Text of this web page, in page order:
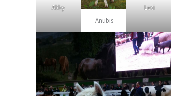
Abby
Anubis
Lexi